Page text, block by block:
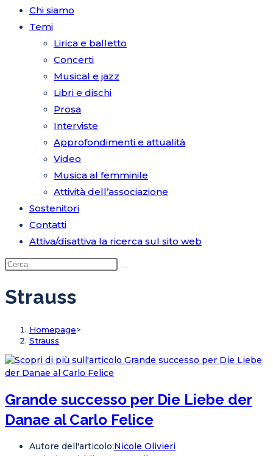
Chi siamo
Temi
Lirica e balletto
Concerti
Musical e jazz
Libri e dischi
Prosa
Interviste
Approfondimenti e attualità
Video
Musica al femminile
Attività dell’associazione
Sostenitori
Contatti
Attiva/disattiva la ricerca sul sito web
Strauss
Homepage>
Strauss
Grande successo per Die Liebe der
Danae al Carlo Felice
Autore dell'articolo:Nicole Olivieri